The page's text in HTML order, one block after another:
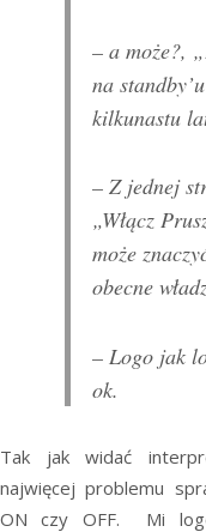
– a może?,
na
kilkunastu
– Z jednej
„Włącz
może
obecne
– Logo jak
ok.
Tak jak widać
najwięcej problemu
ON czy OFF. Mi